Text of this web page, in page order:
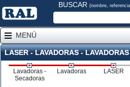
BUSCAR (nombre,
MENÚ
LASER - LAVADORAS -
Lavadoras -
Secadoras
Lavadoras LASER